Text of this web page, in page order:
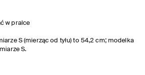
w pralce
S (mierząc od tyłu) to 54,2 cm; modelka
S.